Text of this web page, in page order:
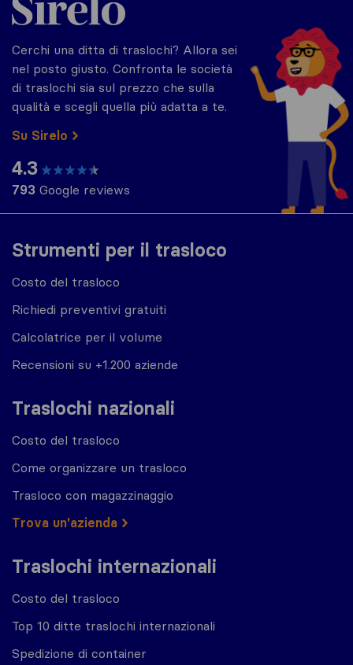
Strumenti per il trasloco
Costo del trasloco
Richiedi preventivi gratuiti
Calcolatrice per il volume
Recensioni su +1.200 aziende
Traslochi nazionali
Costo del trasloco
Come organizzare un trasloco
Trasloco con magazzinaggio
Trova un'azienda
Traslochi internazionali
Costo del trasloco
Top 10 ditte traslochi internazionali
Spedizione di container
Cerchi una ditta di traslochi? Allora sei
nel posto giusto. Confronta le società
di traslochi sia sul prezzo che sulla
qualità e scegli quella più adatta a te.
Su Sirelo
4.3
793 Google reviews